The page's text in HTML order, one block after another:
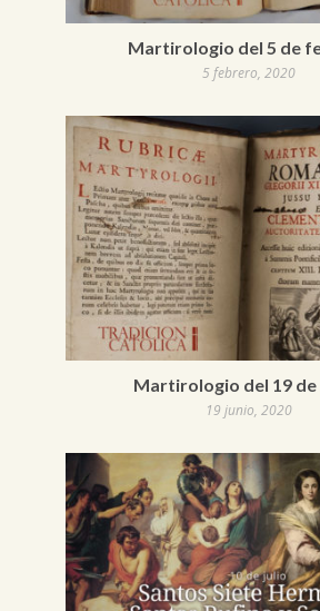
Martirologio del 5 de
5 febrero, 2020
Martirologio del 19 de
19 junio, 2020